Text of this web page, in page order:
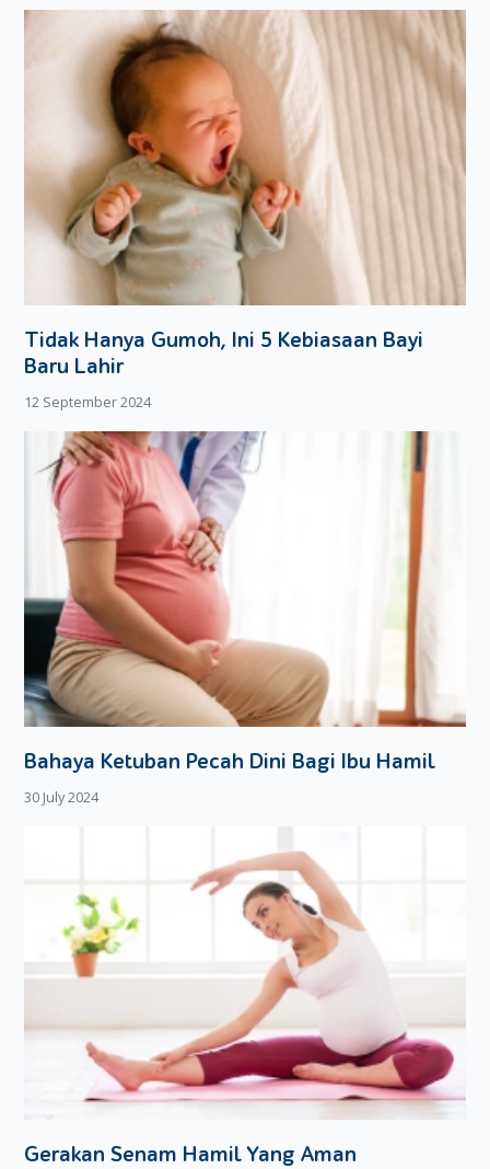
dengan meminta banyak informasi tentang persalinan.
Semoga bermanfaat!
Tidak Hanya Gumoh, Ini 5 Kebiasaan Bayi
Baru Lahir
12 September 2024
Bahaya Ketuban Pecah Dini Bagi Ibu Hamil
30 July 2024
Gerakan Senam Hamil Yang Aman